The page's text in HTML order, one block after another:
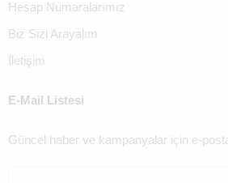
Hesap Numaralarımız
Biz Sizi Arayalım
İletişim
E-Mail Listesi
Güncel haber ve kampanyalar için e-